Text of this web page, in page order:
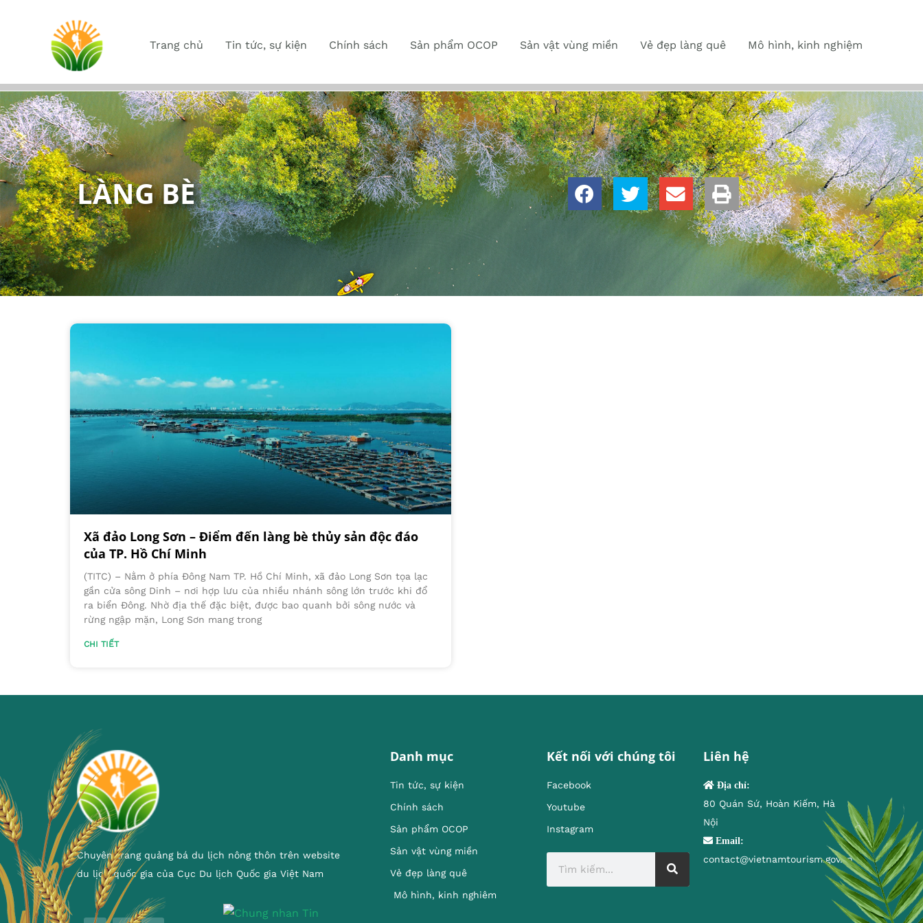
Trang chủ Tin tức, sự kiện Chính sách Sản phẩm OCOP Sản vật vùng miền Vẻ đẹp làng quê Mô hình, kinh nghiệm
LÀNG BÈ
Xã đảo Long Sơn – Điểm đến làng bè thủy sản độc đáo
của TP. Hồ Chí Minh
(TITC) – Nằm ở phía Đông Nam TP. Hồ Chí Minh, xã đảo Long Sơn tọa lạc
gần cửa sông Dinh – nơi hợp lưu của nhiều nhánh sông lớn trước khi đổ
ra biển Đông. Nhờ địa thế đặc biệt, được bao quanh bởi sông nước và
rừng ngập mặn, Long Sơn mang trong
CHI TIẾT
Chuyên trang quảng bá du lịch nông thôn trên website
du lịch quốc gia của Cục Du lịch Quốc gia Việt Nam
Danh mục
Tin tức, sự kiện
Chính sách
Sản phẩm OCOP
Sản vật vùng miền
Vẻ đẹp làng quê
Mô hình, kinh nghiêm
Kết nối với chúng tôi
Facebook
Youtube
Instagram
Liên hệ
Địa chỉ:
80 Quán Sứ, Hoàn Kiếm, Hà
Nội
Email:
contact@vietnamtourism.gov.vn